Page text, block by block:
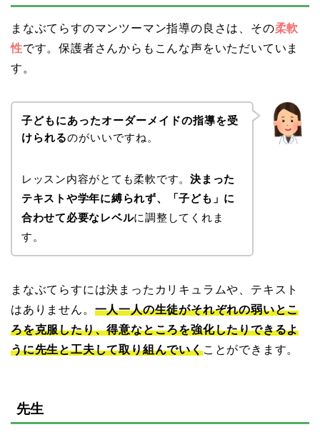
まなぶてらすのマンツーマン指導の良さは、その柔軟
性です。保護者さんからもこんな声をいただいていま
す。
子どもにあったオーダーメイドの指導を受
けられるのがいいですね。
レッスン内容がとても柔軟です。決まった
テキストや学年に縛られず、「子ども」に
合わせて必要なレベルに調整してくれま
す。
まなぶてらすには決まったカリキュラムや、テキスト
はありません。 一人一人の生徒がそれぞれの弱いとこ
ろを克服したり、得意なところを強化したりできるよ
うに先生と工夫して取り組んでいくことができます。
先生